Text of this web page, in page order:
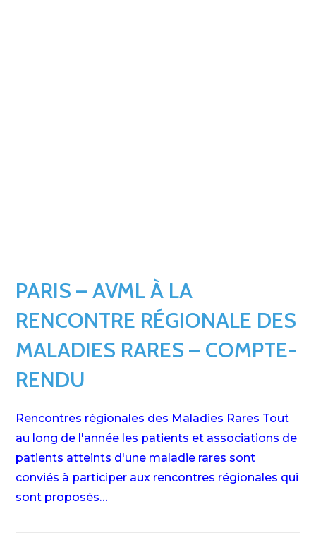
PARIS – AVML À LA
RENCONTRE RÉGIONALE DES
MALADIES RARES – COMPTE-
RENDU
Rencontres régionales des Maladies Rares Tout
au long de l'année les patients et associations de
patients atteints d'une maladie rares sont
conviés à participer aux rencontres régionales qui
sont proposés…